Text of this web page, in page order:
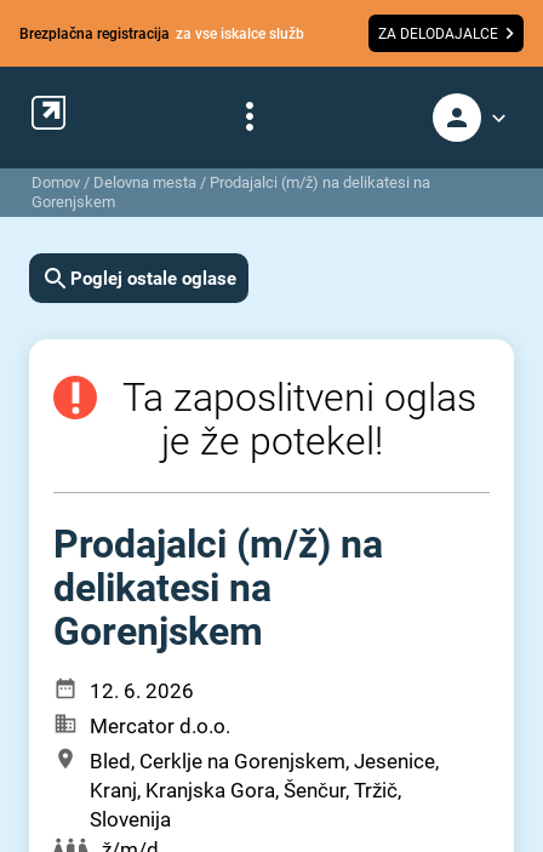
Brezplačna registracija za vse iskalce služb ZA DELODAJALCE
Domov / Delovna mesta / Prodajalci (m/ž) na delikatesi na
Gorenjskem
Poglej ostale oglase
Ta zaposlitveni oglas
je že potekel!
Prodajalci (m⁠/⁠ž) na
delikatesi na
Gorenjskem
12. 6. 2026
Mercator d.o.o.
Bled, Cerklje na Gorenjskem, Jesenice,
Kranj, Kranjska Gora, Šenčur, Tržič,
Slovenija